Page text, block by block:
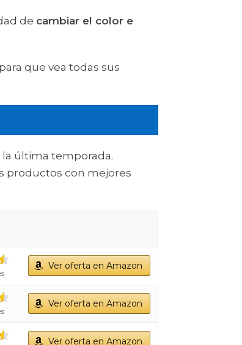
de cambiar el color e
que vea todas sus
última temporada.
productos con mejores
Ver oferta en Amazon
Ver oferta en Amazon
Ver oferta en Amazon